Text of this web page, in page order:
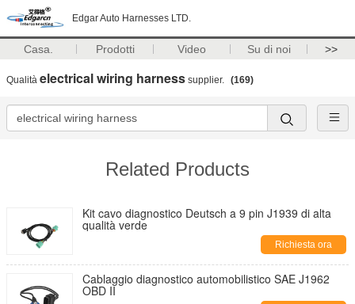
Edgar Auto Harnesses LTD.
Casa. Prodotti Video Su di noi >>
Qualità electrical wiring harness supplier. (169)
Related Products
Kit cavo diagnostico Deutsch a 9 pin J1939 di alta
qualità verde
Richiesta ora
Cablaggio diagnostico automobilistico SAE J1962
OBD II